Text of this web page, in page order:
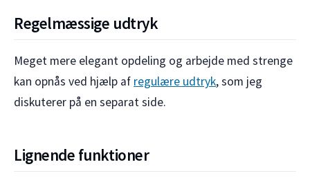
Regelmæssige udtryk
Meget mere elegant opdeling og arbejde med strenge
kan opnås ved hjælp af regulære udtryk, som jeg
diskuterer på en separat side.
Lignende funktioner